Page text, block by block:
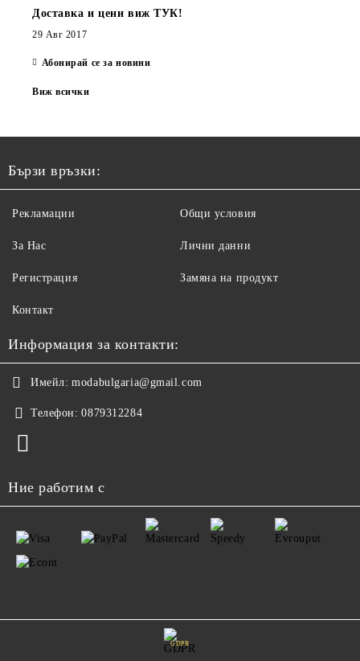
Доставка и цени виж ТУК!
29 Авг 2017
Абонирай се за новини
Виж всички
Бързи връзки:
Рекламации
За Нас
Регистрация
Контакт
Общи условия
Лични данни
Замяна на продукт
Информация за контакти:
Имейл: modabulgaria@gmail.com
Телефон: 0879312284
Ние работим с
GDPR